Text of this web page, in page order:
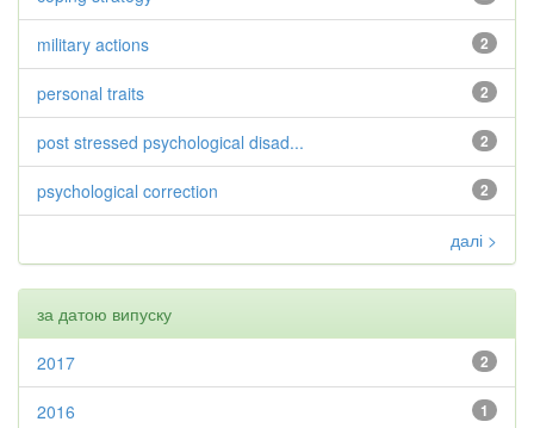
2
military actions
2
personal traits
2
post stressed psychological disad...
2
psychological correction
далі >
за датою випуску
2
2017
1
2016